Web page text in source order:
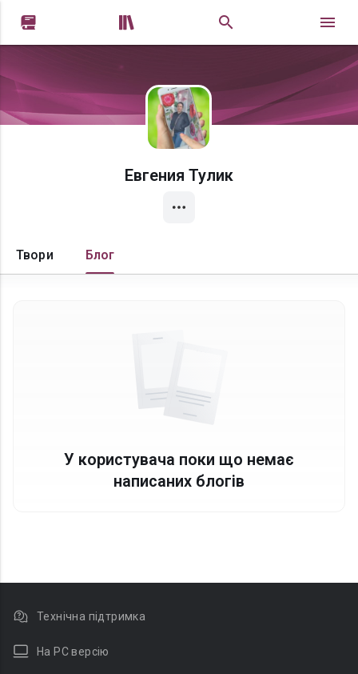
 
Евгения Тулик
Твори Блог
У користувача поки що немає
написаних блогів
Технічна підтримка
На PC версію